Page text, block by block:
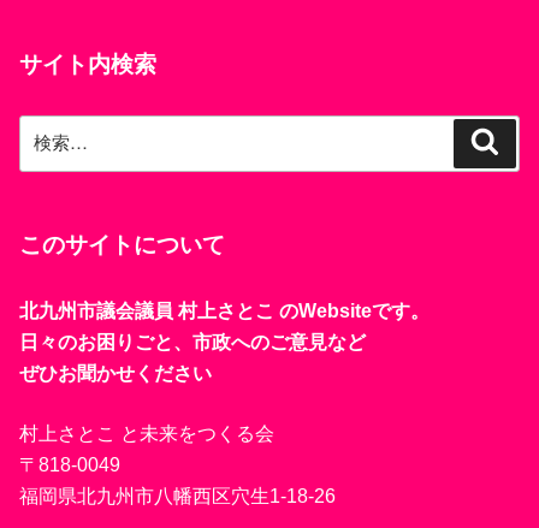
サイト内検索
検
このサイトについて
北九州市議会議員 村上さとこ のWebsiteです。
日々のお困りごと、市政へのご意見など
ぜひお聞かせください
村上さとこ と未来をつくる会
〒818-0049
福岡県北九州市八幡西区穴生1-18-26